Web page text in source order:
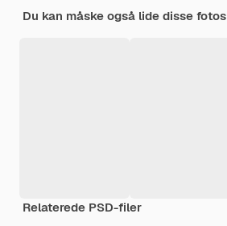
Du kan måske også lide disse fotos
Relaterede PSD-filer